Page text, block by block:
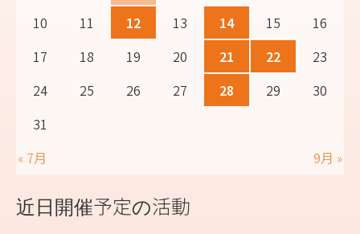
10
11 12 13 14 15
16
17
18 19 20 21 22
23
24
25 26 27 28 29
30
31
« 7月
9月 »
近日開催予定の活動